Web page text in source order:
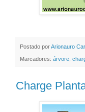
Postado porArionauro
Marcadores: árvore,
Charge